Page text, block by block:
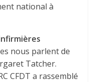
national à
nous parlent de
Tatcher.
CFDT a rassemblé